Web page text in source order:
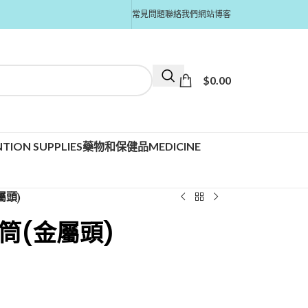
常見問題聯絡我們網站博客
$0.00
SUPPLIES藥物和保健品MEDICINE
頭)
(金屬頭)